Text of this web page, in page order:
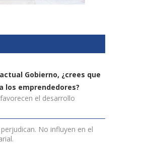
Gobierno, ¿crees que
los emprendedores?
el desarrollo
No influyen en el